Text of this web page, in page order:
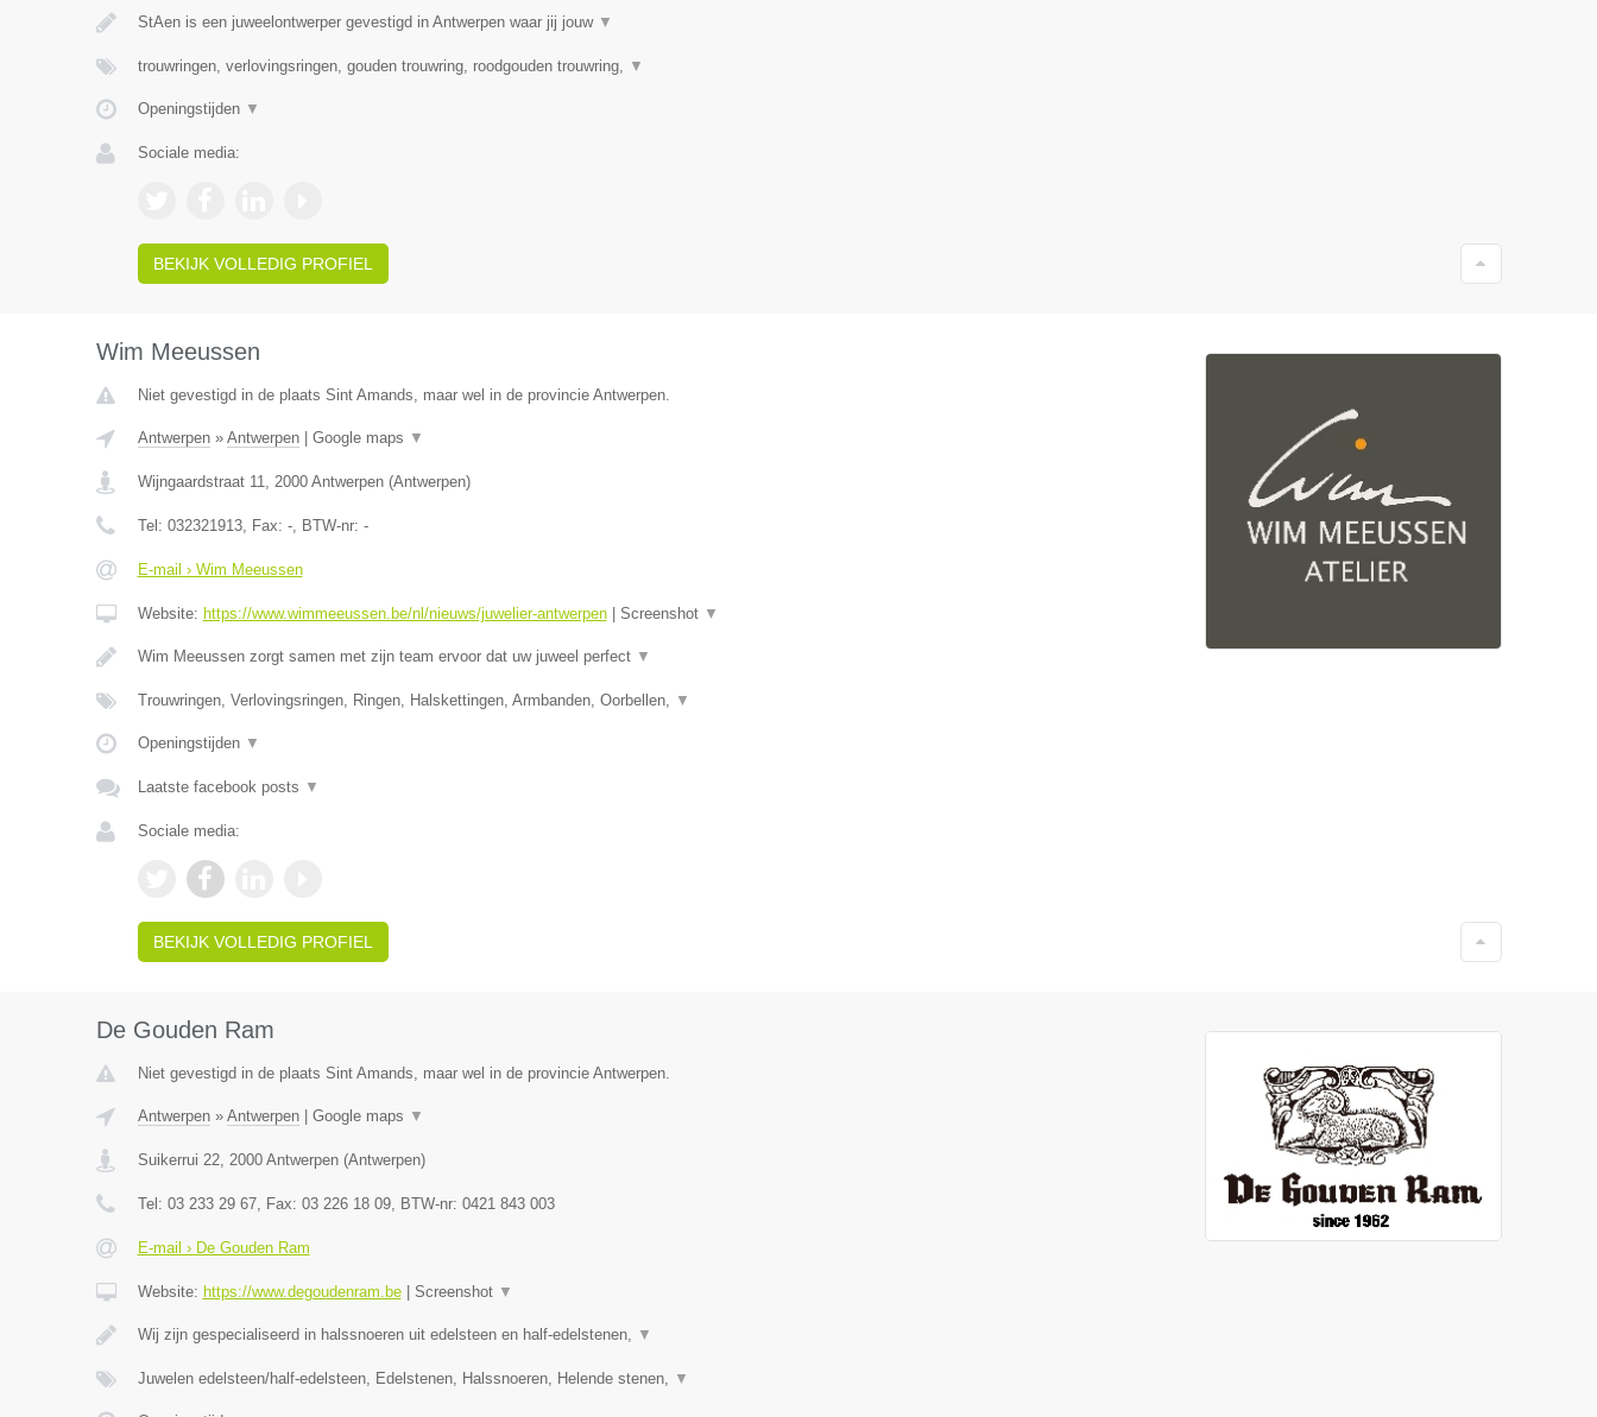
StAen is een juweelontwerper gevestigd in Antwerpen waar jij jouw ▼
trouwringen, verlovingsringen, gouden trouwring, roodgouden trouwring, ▼
Openingstijden ▼
Sociale media:
BEKIJK VOLLEDIG PROFIEL
Wim Meeussen
Niet gevestigd in de plaats Sint Amands, maar wel in de provincie Antwerpen.
Antwerpen» Antwerpen| Google maps ▼
Wijngaardstraat 11, 2000 Antwerpen(Antwerpen)
Tel: 032321913, Fax: -, BTW-nr: -
E-mail › Wim Meeussen
Website: https://www.wimmeeussen.be/nl/nieuws/juwelier-antwerpen| Screenshot ▼
Wim Meeussen zorgt samen met zijn team ervoor dat uw juweel perfect ▼
Trouwringen, Verlovingsringen, Ringen, Halskettingen, Armbanden, Oorbellen, ▼
Openingstijden ▼
Laatste facebook posts ▼
Sociale media:
BEKIJK VOLLEDIG PROFIEL
De Gouden Ram
Niet gevestigd in de plaats Sint Amands, maar wel in de provincie Antwerpen.
Antwerpen» Antwerpen| Google maps ▼
Suikerrui 22, 2000 Antwerpen(Antwerpen)
Tel: 03 233 29 67, Fax: 03 226 18 09, BTW-nr: 0421 843 003
E-mail › De Gouden Ram
Website: https://www.degoudenram.be| Screenshot ▼
Wij zijn gespecialiseerd in halssnoeren uit edelsteen en half-edelstenen, ▼
Juwelen edelsteen/half-edelsteen, Edelstenen, Halssnoeren, Helende stenen, ▼